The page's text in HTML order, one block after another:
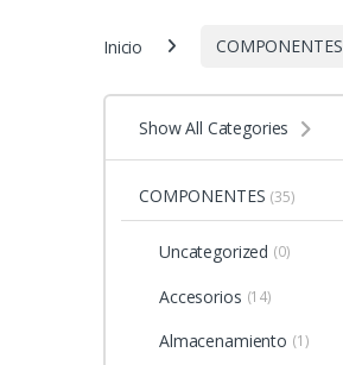
Inicio COMPONENTES
Show All Categories
COMPONENTES (35)
Uncategorized (0)
Accesorios (14)
Almacenamiento (1)